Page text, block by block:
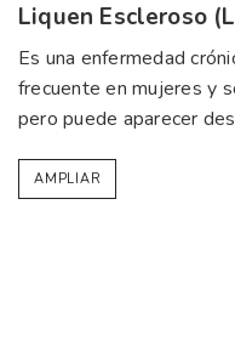
Liquen Escleroso
Es una enfermedad
frecuente en mujeres y
pero puede aparecer
AMPLIAR